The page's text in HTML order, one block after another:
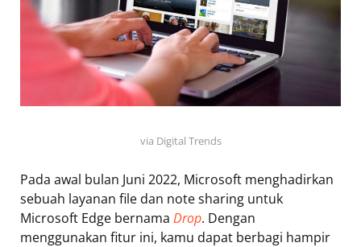
via Digital Trends
Pada awal bulan Juni 2022, Microsoft menghadirkan
sebuah layanan file dan note sharing untuk
Microsoft Edge bernama Drop. Dengan
menggunakan fitur ini, kamu dapat berbagi hampir